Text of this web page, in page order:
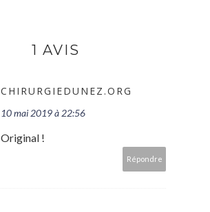
1 AVIS
CHIRURGIEDUNEZ.ORG
10 mai 2019 à 22:56
Original !
Répondre